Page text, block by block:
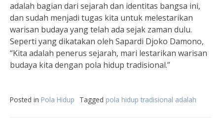
adalah bagian dari sejarah dan identitas bangsa ini,
dan sudah menjadi tugas kita untuk melestarikan
warisan budaya yang telah ada sejak zaman dulu.
Seperti yang dikatakan oleh Sapardi Djoko Damono,
“Kita adalah penerus sejarah, mari lestarikan warisan
budaya kita dengan pola hidup tradisional.”
Posted in Pola Hidup Tagged pola hidup tradisional adalah